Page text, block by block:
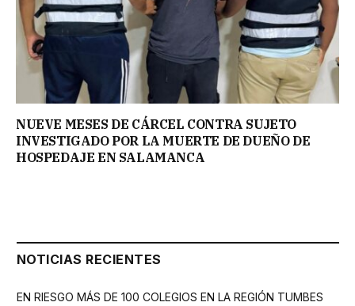
NUEVE MESES DE CÁRCEL CONTRA SUJETO
INVESTIGADO POR LA MUERTE DE DUEÑO DE
HOSPEDAJE EN SALAMANCA
NOTICIAS RECIENTES
EN RIESGO MÁS DE 100 COLEGIOS EN LA REGIÓN TUMBES